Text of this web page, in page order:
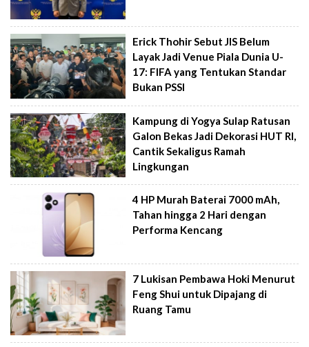
Erick Thohir Sebut JIS Belum
Layak Jadi Venue Piala Dunia U-
17: FIFA yang Tentukan Standar
Bukan PSSI
Kampung di Yogya Sulap Ratusan
Galon Bekas Jadi Dekorasi HUT RI,
Cantik Sekaligus Ramah
Lingkungan
4 HP Murah Baterai 7000 mAh,
Tahan hingga 2 Hari dengan
Performa Kencang
7 Lukisan Pembawa Hoki Menurut
Feng Shui untuk Dipajang di
Ruang Tamu